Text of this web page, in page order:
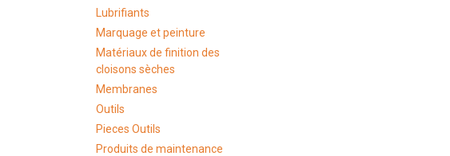
Lubrifiants
Marquage et peinture
Matériaux de finition des
cloisons sèches
Membranes
Outils
Pieces Outils
Produits de maintenance